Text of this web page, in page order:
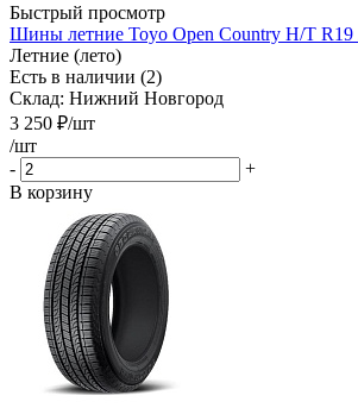
Быстрый просмотр
Шины летние Toyo Open Country H/T R19
Летние (лето)
Есть в наличии (2)
Склад: Нижний Новгород
3 250 ₽/шт
/шт
-
+
В корзину